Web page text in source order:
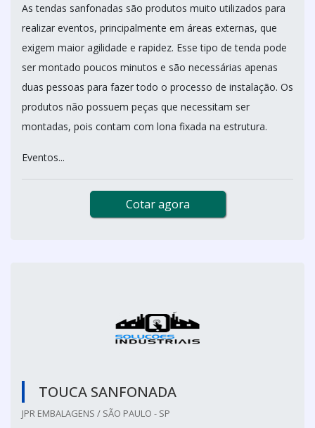
As tendas sanfonadas são produtos muito utilizados para
realizar eventos, principalmente em áreas externas, que
exigem maior agilidade e rapidez. Esse tipo de tenda pode
ser montado poucos minutos e são necessárias apenas
duas pessoas para fazer todo o processo de instalação. Os
produtos não possuem peças que necessitam ser
montadas, pois contam com lona fixada na estrutura.
Eventos...
Cotar agora
TOUCA SANFONADA
JPR EMBALAGENS / SÃO PAULO - SP